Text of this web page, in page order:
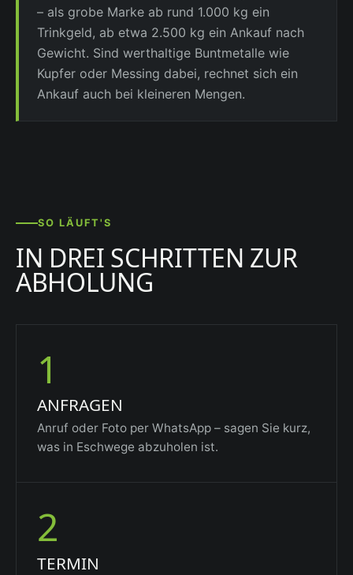
– als grobe Marke ab rund 1.000 kg ein
Trinkgeld, ab etwa 2.500 kg ein Ankauf nach
Gewicht. Sind werthaltige Buntmetalle wie
Kupfer oder Messing dabei, rechnet sich ein
Ankauf auch bei kleineren Mengen.
SO LÄUFT'S
IN DREI SCHRITTEN ZUR
ABHOLUNG
1
ANFRAGEN
Anruf oder Foto per WhatsApp – sagen Sie kurz,
was in Eschwege abzuholen ist.
2
TERMIN